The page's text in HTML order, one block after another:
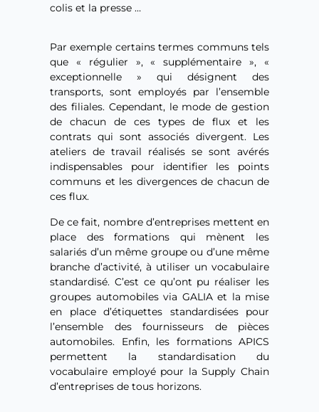
colis et la presse …
Par exemple certains termes communs tels
que « régulier », « supplémentaire », «
exceptionnelle » qui désignent des
transports, sont employés par l’ensemble
des filiales. Cependant, le mode de gestion
de chacun de ces types de flux et les
contrats qui sont associés divergent. Les
ateliers de travail réalisés se sont avérés
indispensables pour identifier les points
communs et les divergences de chacun de
ces flux.
De ce fait, nombre d’entreprises mettent en
place des formations qui mènent les
salariés d’un même groupe ou d’une même
branche d’activité, à utiliser un vocabulaire
standardisé. C’est ce qu’ont pu réaliser les
groupes automobiles via GALIA et la mise
en place d’étiquettes standardisées pour
l’ensemble des fournisseurs de pièces
automobiles. Enfin, les formations APICS
permettent la standardisation du
vocabulaire employé pour la Supply Chain
d’entreprises de tous horizons.